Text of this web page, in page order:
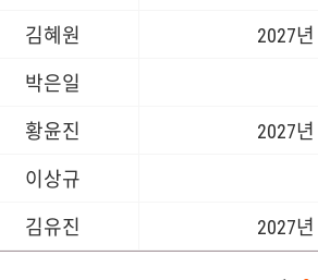
김혜원 2027
박은일
황윤진 2027
이상규
김유진 2027